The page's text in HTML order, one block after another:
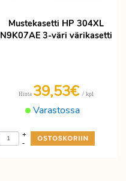
Mustekasetti HP 304XL
N9K07AE 3-väri värikasetti
Varastossa
Hinta 39,53€ / kpl
-
+